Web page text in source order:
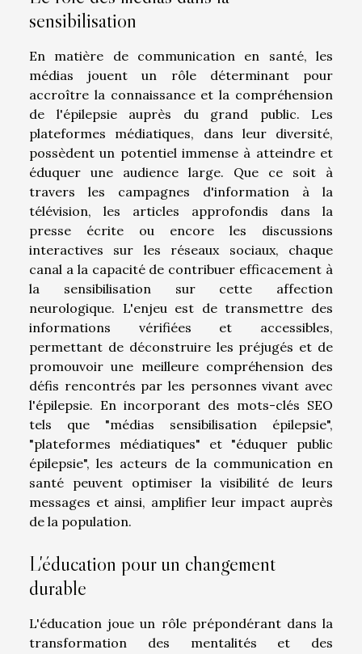
sensibilisation
En matière de communication en santé, les
médias jouent un rôle déterminant pour
accroître la connaissance et la compréhension
de l'épilepsie auprès du grand public. Les
plateformes médiatiques, dans leur diversité,
possèdent un potentiel immense à atteindre et
éduquer une audience large. Que ce soit à
travers les campagnes d'information à la
télévision, les articles approfondis dans la
presse écrite ou encore les discussions
interactives sur les réseaux sociaux, chaque
canal a la capacité de contribuer efficacement à
la sensibilisation sur cette affection
neurologique. L'enjeu est de transmettre des
informations vérifiées et accessibles,
permettant de déconstruire les préjugés et de
promouvoir une meilleure compréhension des
défis rencontrés par les personnes vivant avec
l'épilepsie. En incorporant des mots-clés SEO
tels que "médias sensibilisation épilepsie",
"plateformes médiatiques" et "éduquer public
épilepsie", les acteurs de la communication en
santé peuvent optimiser la visibilité de leurs
messages et ainsi, amplifier leur impact auprès
de la population.
L'éducation pour un changement
durable
L'éducation joue un rôle prépondérant dans la
transformation des mentalités et des